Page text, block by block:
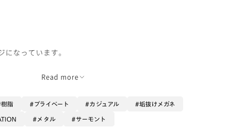
なっています。
Read more
樹脂 プライベート カジュアル 垢抜けメガネ
メタル サーモント